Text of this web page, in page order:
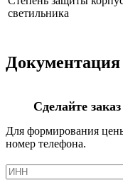
светильника
Документация
Сделайте
Для формирования
номер телефона.